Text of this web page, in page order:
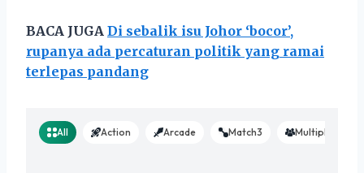
BACA JUGA Di sebalik isu Johor ‘bocor’,
rupanya ada percaturan politik yang ramai
terlepas pandang